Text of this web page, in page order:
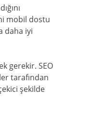
mobil dostu
daha iyi
gerekir. SEO
tarafından
şekilde